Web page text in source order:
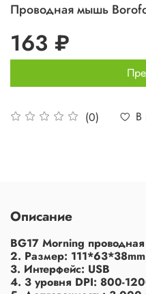
Проводная мышь
(0) В
163 ₽
Описание
BG17 Morning
2. Размер:
3. Интерфейс: USB
4. 3 уровня DPI: 800-